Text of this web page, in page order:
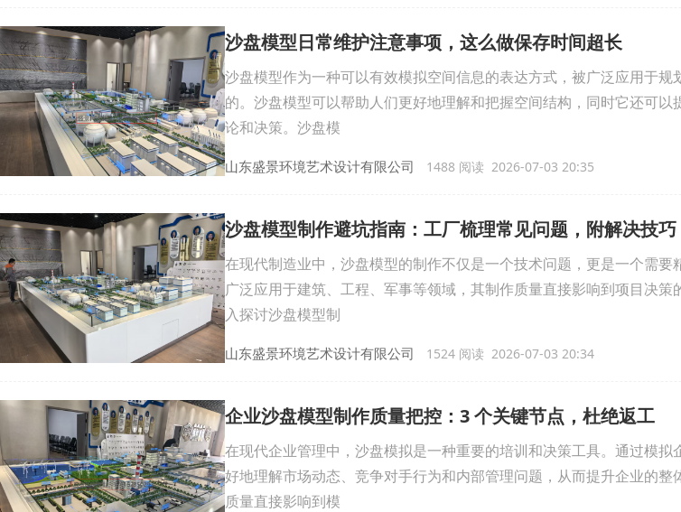
沙盘模型日常维护注意事项，这么做保存时间超长
沙盘模型作为一种可以有效模拟空间信息的表达方式，被广泛应用于规
的。沙盘模型可以帮助人们更好地理解和把握空间结构，同时它还可
论和决策。沙盘模
山东盛景环境艺术设计有限公司 1488 阅读 2026-07-03 20:35
沙盘模型制作避坑指南：工厂梳理常见问题，附解决技巧
在现代制造业中，沙盘模型的制作不仅是一个技术问题，更是一个需要
广泛应用于建筑、工程、军事等领域，其制作质量直接影响到项目决
入探讨沙盘模型制
山东盛景环境艺术设计有限公司 1524 阅读 2026-07-03 20:34
企业沙盘模型制作质量把控：3 个关键节点，杜绝返工
在现代企业管理中，沙盘模拟是一种重要的培训和决策工具。通过模拟
好地理解市场动态、竞争对手行为和内部管理问题，从而提升企业的
质量直接影响到模